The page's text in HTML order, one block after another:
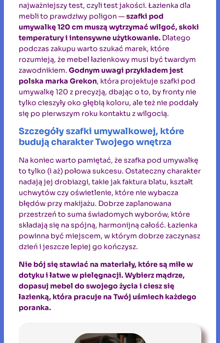
najważniejszy test, czyli test jakości. Łazienka dla
mebli to prawdziwy poligon —szafki pod
umywalkę 120 cm muszą wytrzymać wilgoć, skoki
temperatury i intensywne użytkowanie. Dlatego
podczas zakupu warto szukać marek, które
rozumieją, że mebel łazienkowy musi być twardym
zawodnikiem. Godnym uwagi przykładem jest
polska marka Grekon, która projektuje szafki pod
umywalkę 120 z precyzją, dbając o to, by fronty nie
tylko cieszyły oko głębią koloru, ale też nie poddały
się po pierwszym roku kontaktu z wilgocią.
Szczegóły szafki umywalkowej, które
budują charakter Twojego wnętrza
Na koniec warto pamiętać, że szafka pod umywalkę
to tylko (i aż) połowa sukcesu. Ostateczny charakter
nadają jej drobiazgi, takie jak faktura blatu, kształt
uchwytów czy oświetlenie, które nie wybacza
błędów przy makijażu. Dobrze zaplanowana
przestrzeń to suma świadomych wyborów, które
składają się na spójną, harmonijną całość. Łazienka
powinna być miejscem, w którym dobrze zaczynasz
dzień i jeszcze lepiej go kończysz.
Nie bój się stawiać na materiały, które są miłe w
dotyku i łatwe w pielęgnacji. Wybierz mądrze,
dopasuj mebel do swojego życia i ciesz się
łazienką, która pracuje na Twój uśmiech każdego
poranka.